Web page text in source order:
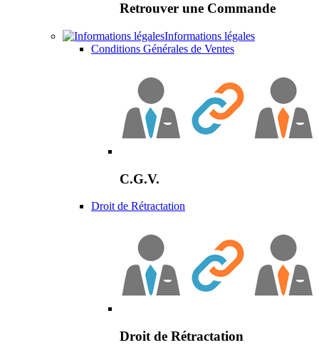
Retrouver une Commande
Informations légales
Conditions Générales de Ventes
C.G.V.
Droit de Rétractation
Droit de Rétractation